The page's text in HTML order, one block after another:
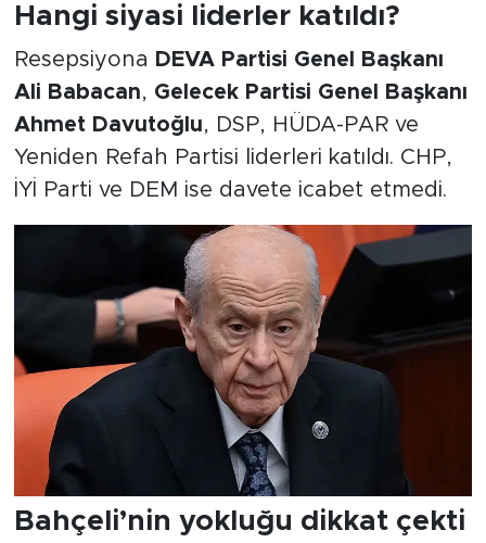
Hangi siyasi liderler katıldı?
Resepsiyona DEVA Partisi Genel Başkanı
Ali Babacan, Gelecek Partisi Genel Başkanı
Ahmet Davutoğlu, DSP, HÜDA-PAR ve
Yeniden Refah Partisi liderleri katıldı. CHP,
İYİ Parti ve DEM ise davete icabet etmedi.
Bahçeli’nin yokluğu dikkat çekti